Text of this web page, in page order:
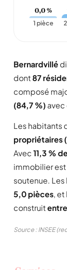
0,0 %
1 pièce
Bernardvillé
dont87
composé
(84,7 %) avec
Les habitants
propriétaires
Avec11,3 %
immobilier est
soutenue.
5,0 pièces,
construit
Source : INSEE